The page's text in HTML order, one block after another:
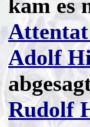
kam es
Adolf
Rudolf